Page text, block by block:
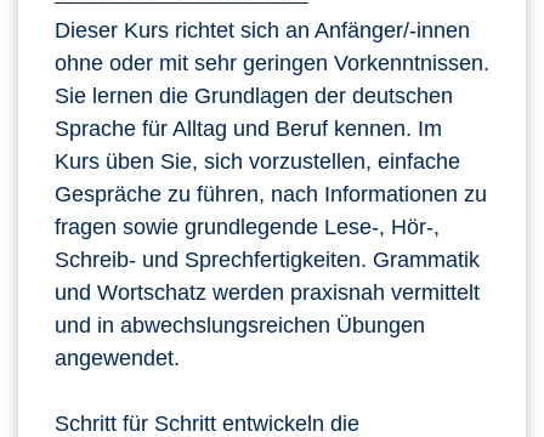
Dieser Kurs richtet sich an Anfänger/-innen
ohne oder mit sehr geringen Vorkenntnissen.
Sie lernen die Grundlagen der deutschen
Sprache für Alltag und Beruf kennen. Im
Kurs üben Sie, sich vorzustellen, einfache
Gespräche zu führen, nach Informationen zu
fragen sowie grundlegende Lese-, Hör-,
Schreib- und Sprechfertigkeiten. Grammatik
und Wortschatz werden praxisnah vermittelt
und in abwechslungsreichen Übungen
angewendet.
Schritt für Schritt entwickeln die